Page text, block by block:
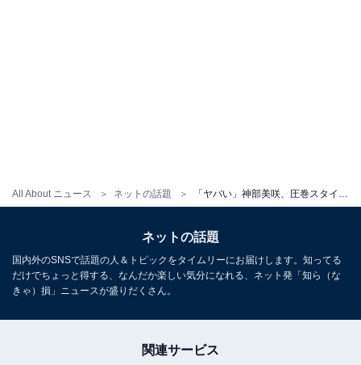
All About ニュース ネットの話題
ネットの話題
国内外のSNSで話題の人＆トピックをタイムリーにお届けします。知ってる
だけでちょっと得する、なんだか楽しい気分になれる、ネット発「知ら（な
きゃ）損」ニュースが盛りだくさん。
関連サービス